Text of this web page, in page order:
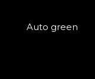
Auto green